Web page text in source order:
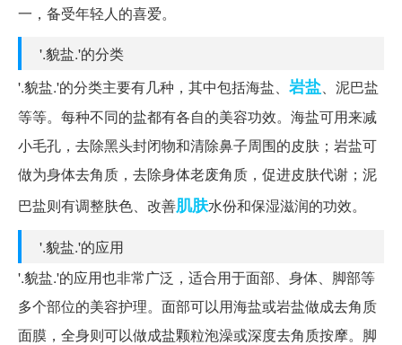
一，备受年轻人的喜爱。
'.貌盐.'的分类
'.貌盐.'的分类主要有几种，其中包括海盐、 岩盐、泥巴盐
等等。每种不同的盐都有各自的美容功效。海盐可用来减
小毛孔，去除黑头封闭物和清除鼻子周围的皮肤；岩盐可
做为身体去角质，去除身体老废角质，促进皮肤代谢；泥
巴盐则有调整肤色、改善肌肤水份和保湿滋润的功效。
'.貌盐.'的应用
'.貌盐.'的应用也非常广泛，适合用于面部、身体、脚部等
多个部位的美容护理。面部可以用海盐或岩盐做成去角质
面膜，全身则可以做成盐颗粒泡澡或深度去角质按摩。脚